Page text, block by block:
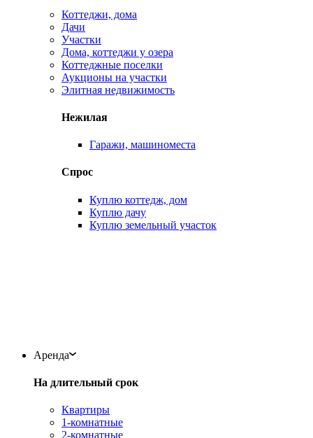
Коттеджи, дома
Дачи
Участки
Дома, коттеджи у озера
Коттеджные поселки
Аукционы на участки
Элитная недвижимость
Нежилая
Гаражи, машиноместа
Спрос
Куплю коттедж, дом
Куплю дачу
Куплю земельный участок
Аренда
На длительный срок
Квартиры
1-комнатные
2-комнатные